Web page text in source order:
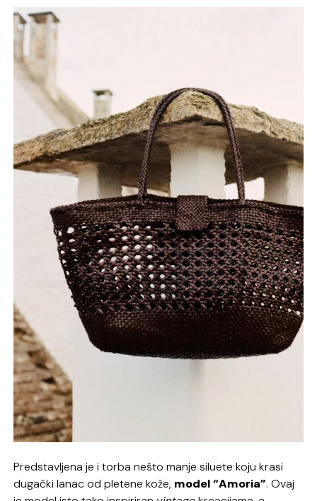
Predstavljena je i torba nešto manje siluete koju krasi
dugački lanac od pletene kože, model “Amoria”. Ovaj